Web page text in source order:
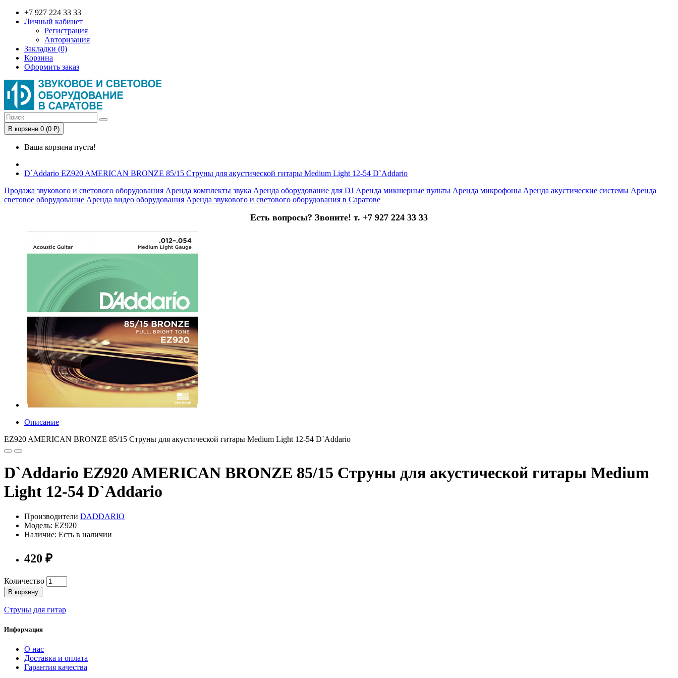
+7 927 224 33 33
Личный кабинет
Регистрация
Авторизация
Закладки (0)
Корзина
Оформить заказ
В корзине 0 (0 ₽)
Ваша корзина пуста!
D`Addario EZ920 AMERICAN BRONZE 85/15 Струны для акустической гитары Medium Light 12-54 D`Addario
Продажа звукового и светового оборудования Аренда комплекты звука Аренда оборудование для DJ Аренда микшерные пульты Аренда микрофоны Аренда акустические системы Аренда
световое оборудование Аренда видео оборудования Аренда звукового и светового оборудования в Саратове
Есть вопросы? Звоните! т. +7 927 224 33 33
Описание
EZ920 AMERICAN BRONZE 85/15 Струны для акустической гитары Medium Light 12-54 D`Addario
D`Addario EZ920 AMERICAN BRONZE 85/15 Струны для акустической гитары Medium
Light 12-54 D`Addario
Производители DADDARIO
Модель: EZ920
Наличие: Есть в наличии
420 ₽
Количество
В корзину
Струны для гитар
Информация
О нас
Доставка и оплата
Гарантия качества